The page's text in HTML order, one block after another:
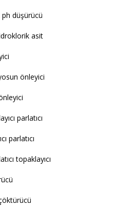
düşürücü
asit
önleyici
parlatıcı
parlatıcı
topaklayıcı